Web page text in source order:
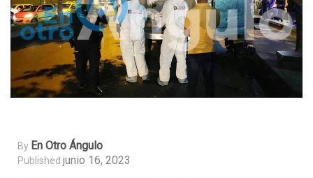
By En Otro Ángulo
Published junio 16, 2023